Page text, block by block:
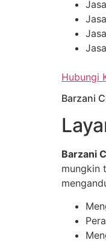
Hubungi
Barzani
Barzani
mungkin